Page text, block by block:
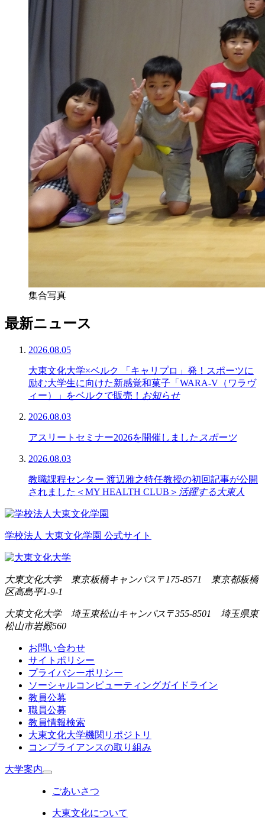
集合写真
最新ニュース
2026.08.05
大東文化大学×ベルク 「キャリプロ」発！スポーツに
励む大学生に向けた新感覚和菓子「WARA-V（ワラヴ
ィー）」をベルクで販売！ お知らせ
2026.08.03
アスリートセミナー2026を開催しました スポーツ
2026.08.03
教職課程センター 渡辺雅之特任教授の初回記事が公開
されました＜MY HEALTH CLUB＞ 活躍する大東人
学校法人 大東文化学園 公式サイト
大東文化大学 東京板橋キャンパス 〒175-8571 東京都板橋
区高島平1-9-1
大東文化大学 埼玉東松山キャンパス 〒355-8501 埼玉県東
松山市岩殿560
お問い合わせ
サイトポリシー
プライバシーポリシー
ソーシャルコンピューティングガイドライン
教員公募
職員公募
教員情報検索
大東文化大学機関リポジトリ
コンプライアンスの取り組み
大学案内
ごあいさつ
大東文化について